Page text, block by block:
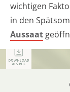
wichtigen
in den
Aussaat